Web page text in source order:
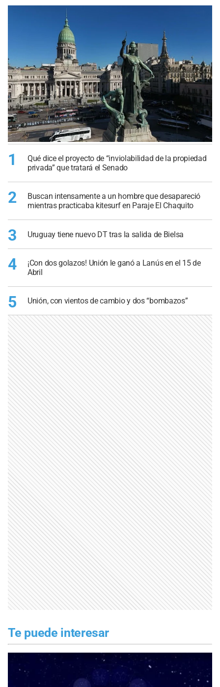
1
Qué dice el proyecto de “inviolabilidad de la propiedad
privada” que tratará el Senado
2
Buscan intensamente a un hombre que desapareció
mientras practicaba kitesurf en Paraje El Chaquito
3 Uruguay tiene nuevo DT tras la salida de Bielsa
4
¡Con dos golazos! Unión le ganó a Lanús en el 15 de
Abril
5 Unión, con vientos de cambio y dos “bombazos”
Te puede interesar